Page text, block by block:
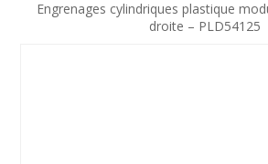
Engrenages cylindriques plastique
droite – PLD54125